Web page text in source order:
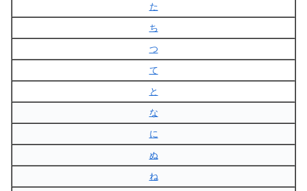
た
ち
つ
て
と
な
に
ぬ
ね